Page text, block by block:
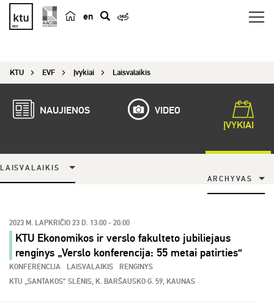
en
e
KTU EVF Įvykiai Laisvalaikis
NAUJIENOS
VIDEO
ĮVYKIAI
LAISVALAIKIS
ARCHYVAS
2023 M. LAPKRIČIO 23 D. 13:00 - 20:00
KTU Ekonomikos ir verslo fakulteto jubiliejaus
renginys „Verslo konferencija: 55 metai patirties“
KONFERENCIJA LAISVALAIKIS
RENGINYS
KTU „SANTAKOS“ SLĖNIS, K. BARŠAUSKO G. 59, KAUNAS